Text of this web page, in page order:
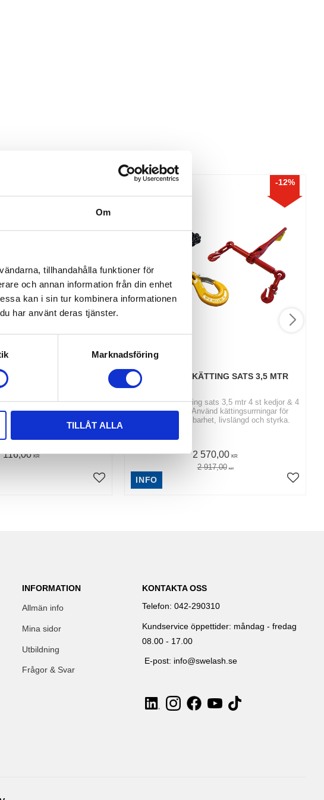
Om
tillhandahålla funktioner för
och annan information från din enhet
kan i sin tur kombinera informationen
har använt deras tjänster.
Marknadsföring
TILLÅT ALLA
STANDARD 5 TON
i kraftfull tätvävd polyester.
i längder mellan 6 och 20
i 10, 100 och 240 pack. |
116,00 KR
SURRNINGSKÄTTING SATS 3,5 MTR
Köp surrningskätting sats 3,5 mtr 4 st kedjor & 4
st spännare. | Använd kättingsurrningar för
överlägsen hållbarhet, livslängd och styrka.
2 570,00 KR
2 917,00 KR
12%
INFO
INFORMATION
Allmän info
Mina sidor
Utbildning
Frågor & Svar
KONTAKTA OSS
Telefon: 042-290310
Kundservice öppettider: måndag - fredag
08.00 - 17.00
E-post: info@swelash.se